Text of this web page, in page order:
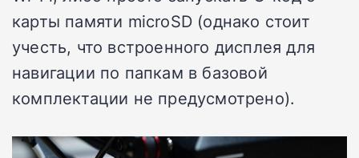
карты памяти microSD (однако стоит
учесть, что встроенного дисплея для
навигации по папкам в базовой
комплектации не предусмотрено).